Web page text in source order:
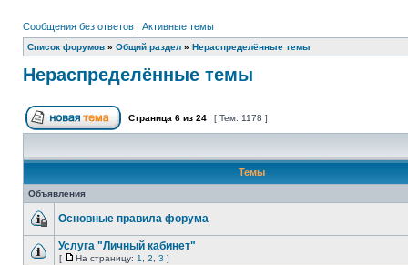
Сообщения без ответов | Активные темы
Список форумов » Общий раздел » Нераспределённые темы
Нераспределённые темы
Страница 6 из 24 [ Тем: 1178 ]
Темы
Объявления
Основные правила форума
Услуга "Личный кабинет"
[ На страницу: 1 2 3 ]